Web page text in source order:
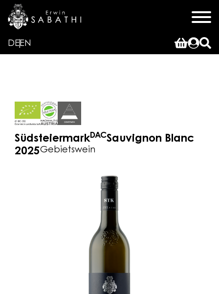
DEEN
SüdsteiermarkDACSauvignon Blanc
2025Gebietswein